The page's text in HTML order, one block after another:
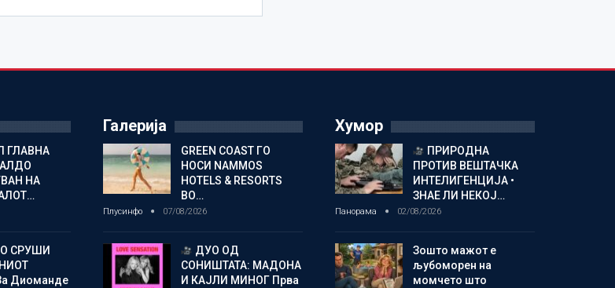
ГЛАВНА
НА
СРУШИ
Диоманде
Галерија
GREEN COAST ГО
НОСИ NAMMOS
HOTELS & RESORTS
ВО…
Плусинфо 07/08/2026
ДУО ОД
СОНИШТАТА: МАДОНА
И КАЈЛИ МИНОГ Прва
Хумор
ПРИРОДНА
ПРОТИВ ВЕШТАЧКА
ИНТЕЛИГЕНЦИЈА •
ЗНАЕ ЛИ НЕКОЈ…
Панорама 02/08/2026
Зошто мажот е
љубоморен на
момчето што